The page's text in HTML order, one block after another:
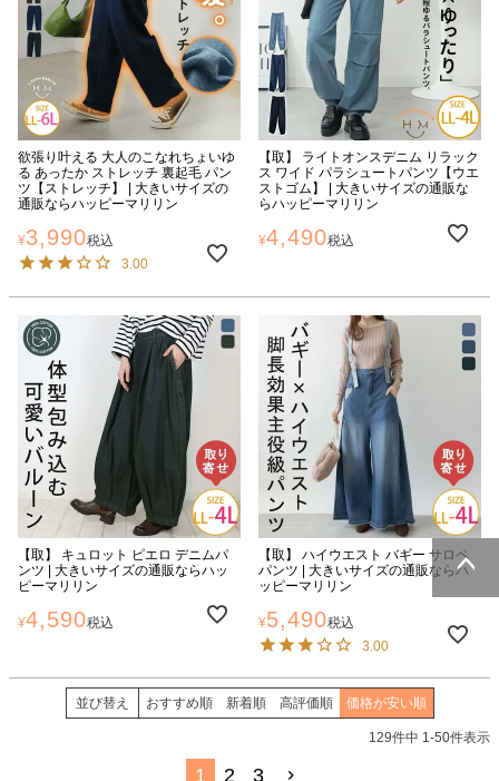
欲張り叶える 大人のこなれちょいゆ
る あったか ストレッチ 裏起毛 パン
ツ【ストレッチ】 | 大きいサイズの
通販ならハッピーマリリン
¥3,990税込
3.00
【取】 ライトオンスデニム リラック
ス ワイド パラシュートパンツ【ウエ
ストゴム】 | 大きいサイズの通販な
らハッピーマリリン
¥4,490税込
【取】 キュロット ピエロ デニムパ
ンツ | 大きいサイズの通販ならハッ
ピーマリリン
¥4,590税込
【取】 ハイウエスト バギー サロペ
パンツ | 大きいサイズの通販ならハ
ッピーマリリン
¥5,490税込
3.00
並び替え おすすめ順 新着順 高評価順 価格が安い順
129件中 1-50件表示
1 2 3
プへ